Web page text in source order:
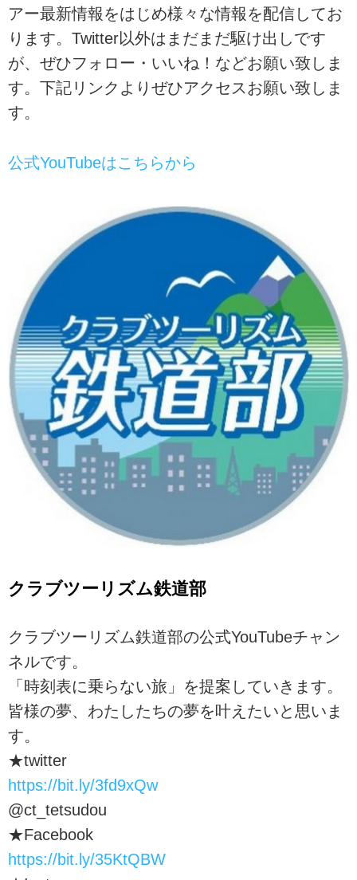
アー最新情報をはじめ様々な情報を配信してお
ります。Twitter以外はまだまだ駆け出しです
が、ぜひフォロー・いいね！などお願い致しま
す。下記リンクよりぜひアクセスお願い致しま
す。
公式YouTubeはこちらから
クラブツーリズム鉄道部
クラブツーリズム鉄道部の公式YouTubeチャン
ネルです。
「時刻表に乗らない旅」を提案していきます。
皆様の夢、わたしたちの夢を叶えたいと思いま
す。
★twitter
https://bit.ly/3fd9xQw
@ct_tetsudou
★Facebook
https://bit.ly/35KtQBW